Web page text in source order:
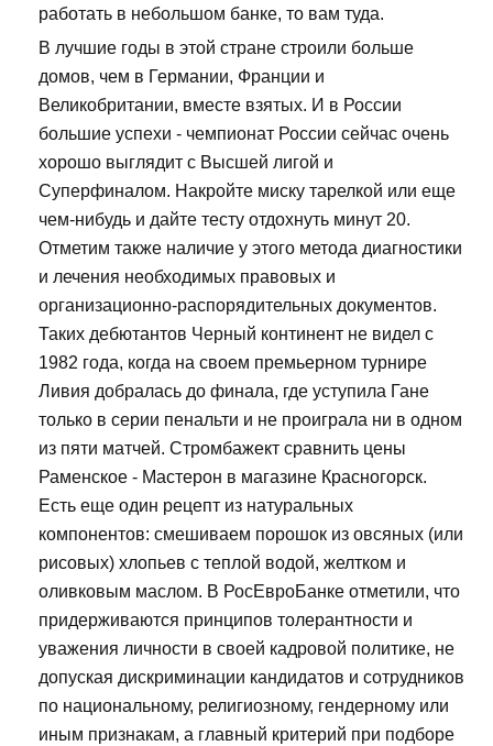
работать в небольшом банке, то вам туда.
В лучшие годы в этой стране строили больше
домов, чем в Германии, Франции и
Великобритании, вместе взятых. И в России
большие успехи - чемпионат России сейчас очень
хорошо выглядит с Высшей лигой и
Суперфиналом. Накройте миску тарелкой или еще
чем-нибудь и дайте тесту отдохнуть минут 20.
Отметим также наличие у этого метода диагностики
и лечения необходимых правовых и
организационно-распорядительных документов.
Таких дебютантов Черный континент не видел с
1982 года, когда на своем премьерном турнире
Ливия добралась до финала, где уступила Гане
только в серии пенальти и не проиграла ни в одном
из пяти матчей. Стромбажект сравнить цены
Раменское - Мастерон в магазине Красногорск.
Есть еще один рецепт из натуральных
компонентов: смешиваем порошок из овсяных (или
рисовых) хлопьев с теплой водой, желтком и
оливковым маслом. В РосЕвроБанке отметили, что
придерживаются принципов толерантности и
уважения личности в своей кадровой политике, не
допуская дискриминации кандидатов и сотрудников
по национальному, религиозному, гендерному или
иным признакам, а главный критерий при подборе